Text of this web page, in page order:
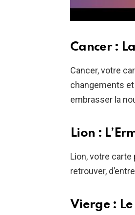
Cancer :
Cancer, votre
changements
embrasser la
Lion :
Lion, votre
retrouver,
Vierge :